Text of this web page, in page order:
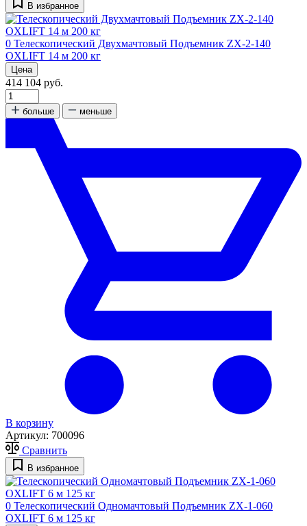
В избранное
0 Телескопический Двухмачтовый Подъемник ZX-2-140
OXLIFT 14 м 200 кг
Цена
414 104 руб.
больше меньше
В корзину
Артикул: 700096
Сравнить
В избранное
0 Телескопический Одномачтовый Подъемник ZX-1-060
OXLIFT 6 м 125 кг